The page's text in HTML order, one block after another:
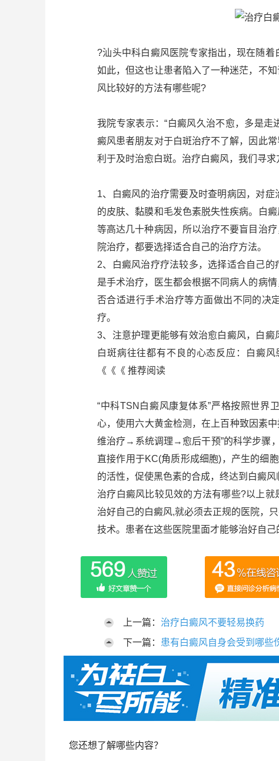
?汕头中科白癜风医院专家指出，现在随
如此，但这也让患者陷入了一种迷茫，不
风比较好的方法有哪些呢?
我院专家表示：“白癜风久治不愈，多是
癜风患者朋友对于白斑治疗不了解，因此
利于及时治愈白斑。治疗白癜风，我们寻求
1、白癜风的治疗需要及时查明病因，对
的皮肤、黏膜和毛发色素脱失性疾病。白
等高达几十种病因，所以治疗不要盲目治
院治疗，都要选择适合自己的治疗方法。
2、白癜风治疗疗法较多，选择适合自己
是手术治疗，医生都会根据不同病人的病
否合适进行手术治疗等方面做出不同的决
疗。
3、注意护理更能够有效治愈白癜风，白
白斑病往往都有不良的心态反应：白癜
《《《 推荐阅读
“中科TSN白癜风康复体系”严格按照世界
心，使用六大黄金检测，在上百种致因素
维治疗→系统调理→愈后干预”的科学步骤
直接作用于KC(角质形成细胞)，产生的细
的活性，促使黑色素的合成，终达到白癜风
治疗白癜风比较见效的方法有哪些?以上
治好自己的白癜风,就必须去正规的医院，
技术。患者在这些医院里面才能够治好自己
上一篇： 治疗白癜风不要轻易换药
下一篇：
患有白癜风自身会受到哪些
您还想了解哪些内容？